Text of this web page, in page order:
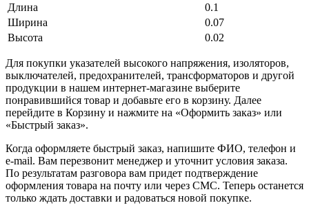
Длина
0.1
Ширина
0.07
Высота
0.02
Для покупки указателей высокого напряжения, изоляторов,
выключателей, предохранителей, трансформаторов и другой
продукции в нашем интернет-магазине выберите
понравившийся товар и добавьте его в корзину. Далее
перейдите в Корзину и нажмите на «Оформить заказ» или
«Быстрый заказ».
Когда оформляете быстрый заказ, напишите ФИО, телефон и
e-mail. Вам перезвонит менеджер и уточнит условия заказа.
По результатам разговора вам придет подтверждение
оформления товара на почту или через СМС. Теперь останется
только ждать доставки и радоваться новой покупке.